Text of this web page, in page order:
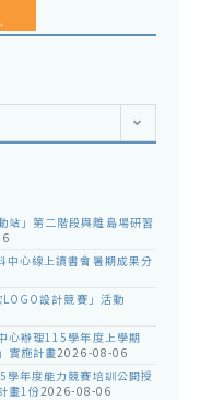
站」第二階段與離島場研習
心線上讀書會暑期成果分
設計競賽」活動
心辦理115學年度上學期
實施計畫2026-08-06
年度能力競賽培訓公開授
畫1份2026-08-06